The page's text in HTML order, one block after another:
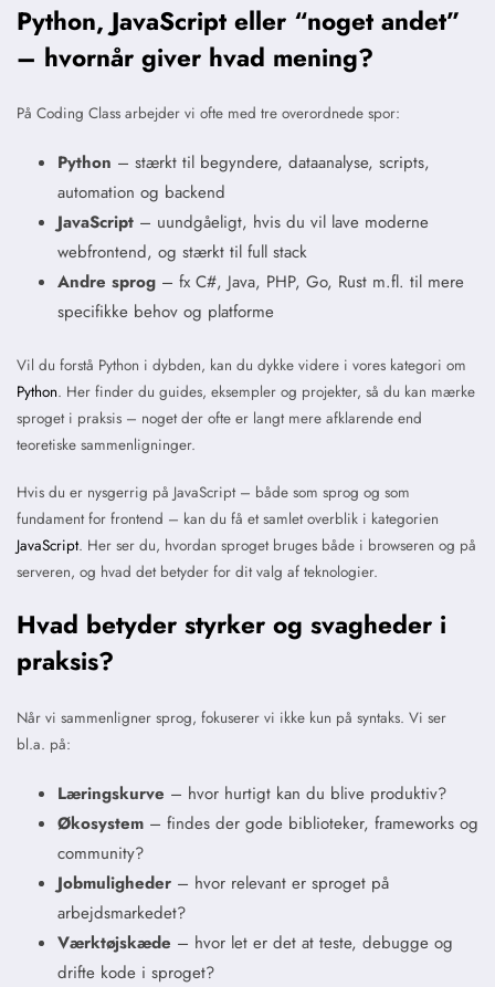
Python, JavaScript eller “noget andet”
– hvornår giver hvad mening?
På Coding Class arbejder vi ofte med tre overordnede spor:
Python – stærkt til begyndere, dataanalyse, scripts,
automation og backend
JavaScript– uundgåeligt, hvis du vil lave moderne
webfrontend, og stærkt til full stack
Andre sprog– fx C#, Java, PHP, Go, Rust m.fl. til mere
specifikke behov og platforme
Vil du forstå Python i dybden, kan du dykke videre i vores kategori om
Python. Her finder du guides, eksempler og projekter, så du kan mærke
sproget i praksis – noget der ofte er langt mere afklarende end
teoretiske sammenligninger.
Hvis du er nysgerrig på JavaScript – både som sprog og som
fundament for frontend – kan du få et samlet overblik i kategorien
JavaScript. Her ser du, hvordan sproget bruges både i browseren og på
serveren, og hvad det betyder for dit valg af teknologier.
Hvad betyder styrker og svagheder i
praksis?
Når vi sammenligner sprog, fokuserer vi ikke kun på syntaks. Vi ser
bl.a. på:
Læringskurve – hvor hurtigt kan du blive produktiv?
Økosystem– findes der gode biblioteker, frameworks og
community?
Jobmuligheder– hvor relevant er sproget på
arbejdsmarkedet?
Værktøjskæde – hvor let er det at teste, debugge og
drifte kode i sproget?